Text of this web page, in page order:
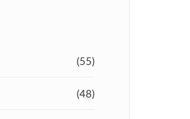
(55)
(48)